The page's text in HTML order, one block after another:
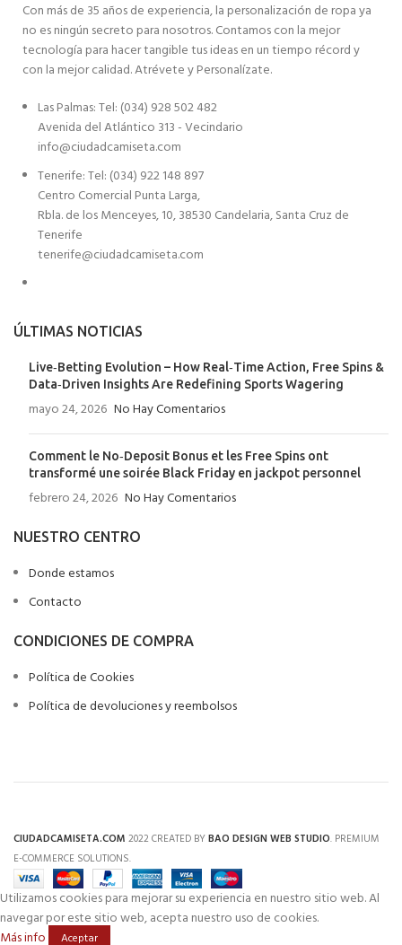
Con más de 35 años de experiencia, la personalización de ropa ya
no es ningún secreto para nosotros. Contamos con la mejor
tecnología para hacer tangible tus ideas en un tiempo récord y
con la mejor calidad. Atrévete y Personalízate.
Las Palmas: Tel: (034) 928 502 482
Avenida del Atlántico 313 - Vecindario
info@ciudadcamiseta.com
Tenerife: Tel: (034) 922 148 897
Centro Comercial Punta Larga,
Rbla. de los Menceyes, 10, 38530 Candelaria, Santa Cruz de
Tenerife
tenerife@ciudadcamiseta.com
ÚLTIMAS NOTICIAS
Live‑Betting Evolution – How Real‑Time Action, Free Spins &
Data‑Driven Insights Are Redefining Sports Wagering
mayo 24, 2026 No Hay Comentarios
Comment le No‑Deposit Bonus et les Free Spins ont
transformé une soirée Black Friday en jackpot personnel
febrero 24, 2026 No Hay Comentarios
NUESTRO CENTRO
Donde estamos
Contacto
CONDICIONES DE COMPRA
Política de Cookies
Política de devoluciones y reembolsos
CIUDADCAMISETA.COM 2022 CREATED BYBAO DESIGN WEB STUDIO. PREMIUM
E-COMMERCE SOLUTIONS.
Utilizamos cookies para mejorar su experiencia en nuestro sitio web. Al
navegar por este sitio web, acepta nuestro uso de cookies.
Más info
Aceptar